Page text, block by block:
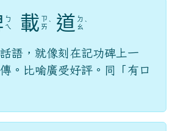
ㄅ
ㄟ
載
ㄗ
ㄞ ˋ 道 ㄉ
ㄠ ˋ
語，就像刻在記功碑上一
。比喻廣受好評。同「有口